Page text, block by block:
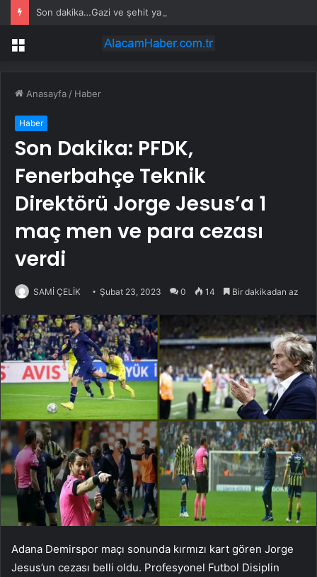
Menü
Anasayfa / Haber
Haber
Son Dakika: PFDK,
Fenerbahçe Teknik
Direktörü Jorge Jesus’a 1
maç men ve para cezası
verdi
SAMİ ÇELİK Şubat 23, 2023 0 14 Bir dakikadan az
Adana Demirspor maçı sonunda kırmızı kart gören Jorge
Jesus’un cezası belli oldu. Profesyonel Futbol Disiplin